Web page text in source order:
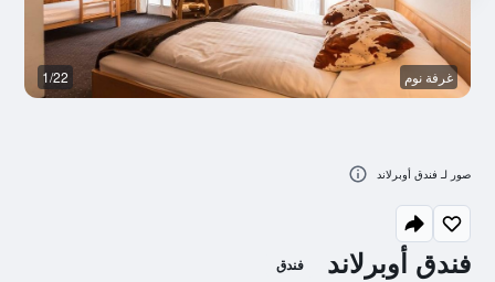
فندق أوبرلاند فندق
غرفة نوم 1/22
صور لـ فندق أوبرلاند